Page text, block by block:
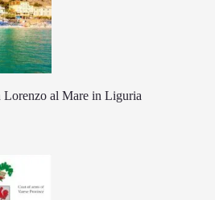
Lorenzo al Mare in Liguria